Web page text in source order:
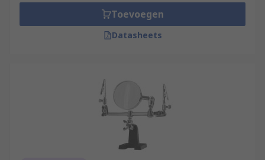
Toevoegen
Datasheets